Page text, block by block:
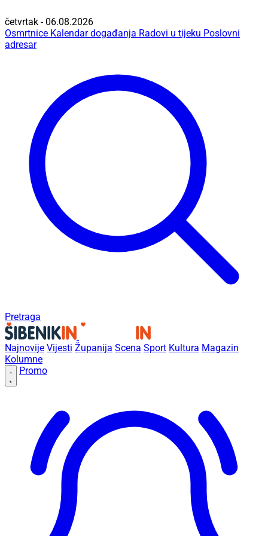
četvrtak - 06.08.2026
Osmrtnice Kalendar događanja Radovi u tijeku Poslovni
adresar
Pretraga
Najnovije Vijesti Županija Scena Sport Kultura Magazin
Kolumne
Promo